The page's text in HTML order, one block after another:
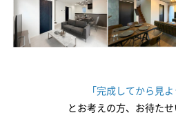
「完成してから見
とお考えの方、お待たせ